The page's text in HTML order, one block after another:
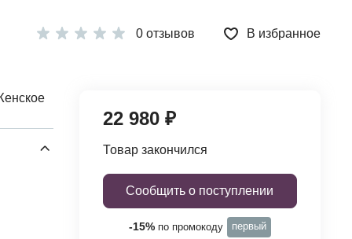
0 отзывов В избранное
22 980 ₽
Товар закончился
Сообщить о поступлении
-15%по промокоду первый